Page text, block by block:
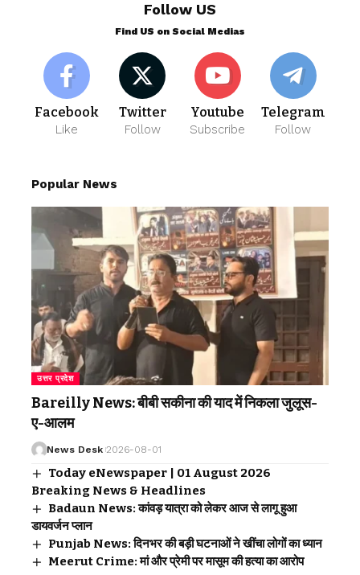
Follow US
Find US on Social Medias
Facebook
Like
Twitter
Follow
Youtube
Subscribe
Telegram
Follow
Popular News
उत्तर प्रदेश
Bareilly News: बीबी सकीना की याद में निकला जुलूस-
ए-आलम
News Desk 2026-08-01
Today eNewspaper | 01 August 2026
Breaking News & Headlines
Badaun News: कांवड़ यात्रा को लेकर आज से लागू हुआ
डायवर्जन प्लान
Punjab News: दिनभर की बड़ी घटनाओं ने खींचा लोगों का ध्यान
Meerut Crime: मां और प्रेमी पर मासूम की हत्या का आरोप